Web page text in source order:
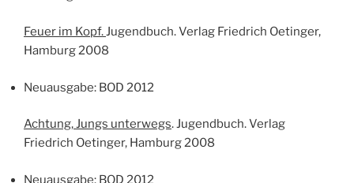
Feuer im Kopf.Jugendbuch. Verlag Friedrich Oetinger,
Hamburg 2008
Neuausgabe: BOD 2012
Achtung, Jungs unterwegs. Jugendbuch. Verlag
Friedrich Oetinger, Hamburg 2008
Neuausgabe: BOD 2012